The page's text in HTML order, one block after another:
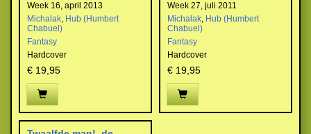
Week 16, april 2013
Michalak, Hub (Humbert
Chabuel)
Fantasy
Hardcover
€ 19,95
Week 27, juli 2011
Michalak, Hub (Humbert
Chabuel)
Fantasy
Hardcover
€ 19,95